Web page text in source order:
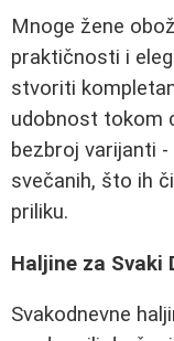
Mnoge žene
praktičnosti i
stvoriti
udobnost tokom
bezbroj varijanti
svečanih, što ih
priliku.
Haljine za Svaki
Svakodnevne